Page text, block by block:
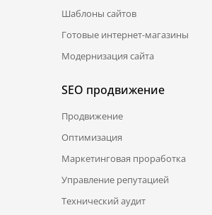
Шаблоны сайтов
Готовые интернет-магазины
Модернизация сайта
SEO продвижение
Продвижение
Оптимизация
Маркетинговая проработка
Управление репутацией
Технический аудит